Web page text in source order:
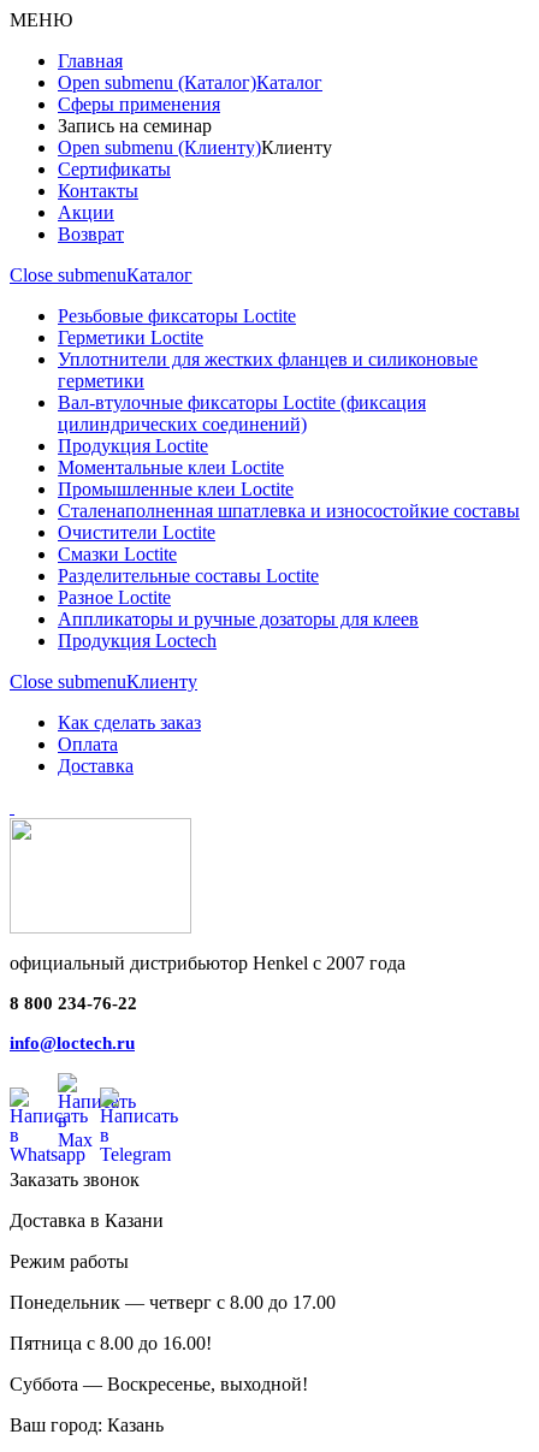
МЕНЮ
Главная
Open submenu (Каталог)Каталог
Сферы применения
Запись на семинар
Open submenu (Клиенту)Клиенту
Сертификаты
Контакты
Акции
Возврат
Close submenuКаталог
Резьбовые фиксаторы Loctite
Герметики Loctite
Уплотнители для жестких фланцев и силиконовые
герметики
Вал-втулочные фиксаторы Loctite (фиксация
цилиндрических соединений)
Продукция Loctite
Моментальные клеи Loctite
Промышленные клеи Loctite
Сталенаполненная шпатлевка и износостойкие составы
Очистители Loctite
Смазки Loctite
Разделительные составы Loctite
Разное Loctite
Аппликаторы и ручные дозаторы для клеев
Продукция Loctech
Close submenuКлиенту
Как сделать заказ
Оплата
Доставка
официальный дистрибьютор Henkel с 2007 года
8 800 234-76-22
info@loctech.ru
Заказать звонок
Доставка в Казани
Режим работы
Понедельник — четверг с 8.00 до 17.00
Пятница с 8.00 до 16.00!
Суббота — Воскресенье, выходной!
Ваш город: Казань